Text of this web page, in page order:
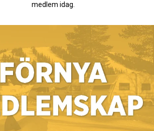
medlem idag.